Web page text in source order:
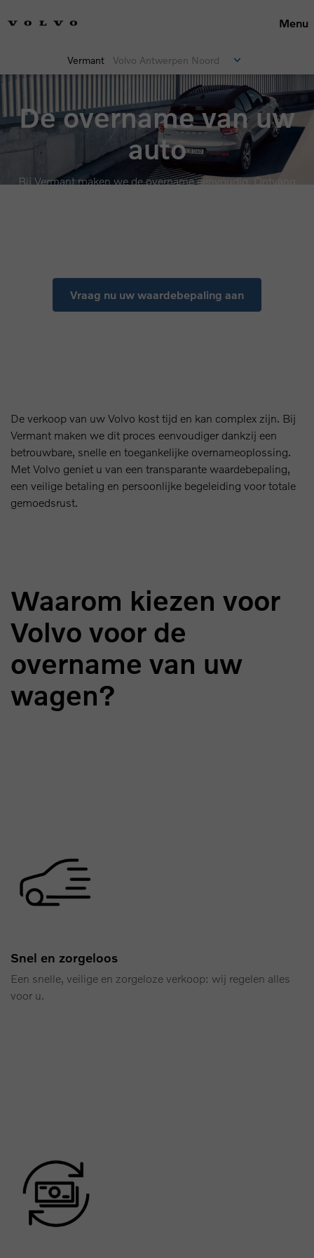
Menu
Vermant Volvo Antwerpen Noord
De overname van uw
auto
Bij Vermant maken we de overname eenvoudig. Ontvang
Vraag nu uw waardebepaling aan
De verkoop van uw Volvo kost tijd en kan complex zijn. Bij
Vermant maken we dit proces eenvoudiger dankzij een
betrouwbare, snelle en toegankelijke overnameoplossing.
Met Volvo geniet u van een transparante waardebepaling,
een veilige betaling en persoonlijke begeleiding voor totale
gemoedsrust.
Waarom kiezen voor
Volvo voor de
overname van uw
wagen?
Snel en zorgeloos
Een snelle, veilige en zorgeloze verkoop: wij regelen alles
voor u.